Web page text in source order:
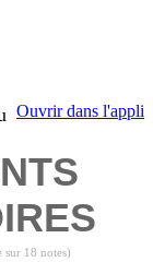
Ouvrir dans l'appli
sur 18 notes)